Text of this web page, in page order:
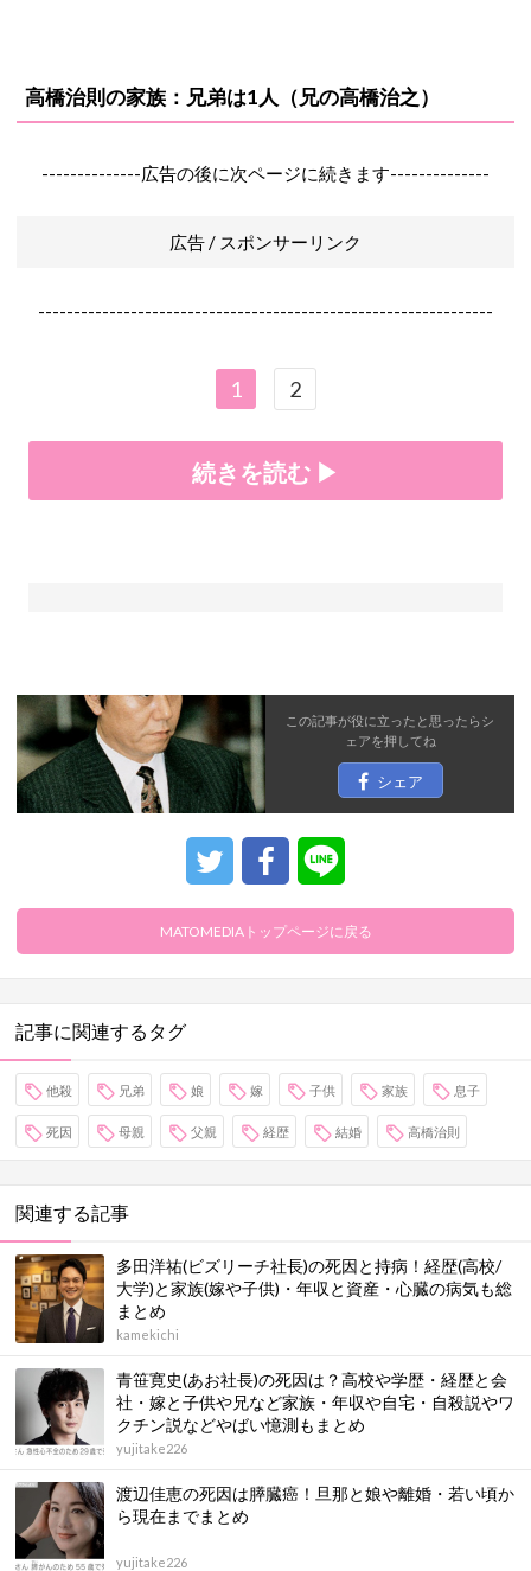
高橋治則の家族：兄弟は1人（兄の高橋治之）
--------------広告の後に次ページに続きます--------------
広告 / スポンサーリンク
----------------------------------------------------------------
1 2
続きを読む ▶
この記事が役に立ったと思ったらシ
ェアを押してね
シェア
MATOMEDIAトップページに戻る
記事に関連するタグ
他殺 兄弟 娘 嫁 子供 家族 息子
死因 母親 父親 経歴 結婚 高橋治則
関連する記事
多田洋祐(ビズリーチ社長)の死因と持病！経歴(高校/
大学)と家族(嫁や子供)・年収と資産・心臓の病気も総
まとめ
kamekichi
青笹寛史(あお社長)の死因は？高校や学歴・経歴と会
社・嫁と子供や兄など家族・年収や自宅・自殺説やワ
クチン説などやばい憶測もまとめ
yujitake226
渡辺佳恵の死因は膵臓癌！旦那と娘や離婚・若い頃か
ら現在までまとめ
yujitake226